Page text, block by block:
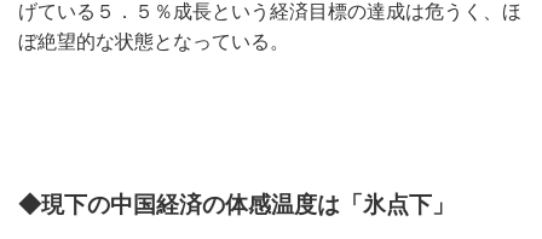
げている５．５％成長という経済目標の達成は危うく、ほ
ぼ絶望的な状態となっている。
◆現下の中国経済の体感温度は「氷点下」